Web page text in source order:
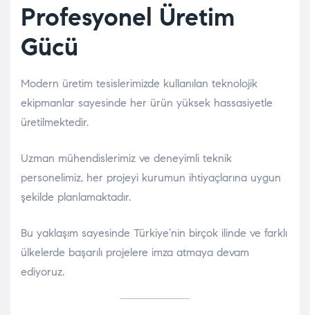
Profesyonel Üretim
Gücü
Modern üretim tesislerimizde kullanılan teknolojik
ekipmanlar sayesinde her ürün yüksek hassasiyetle
üretilmektedir.
Uzman mühendislerimiz ve deneyimli teknik
personelimiz, her projeyi kurumun ihtiyaçlarına uygun
şekilde planlamaktadır.
Bu yaklaşım sayesinde Türkiye’nin birçok ilinde ve farklı
ülkelerde başarılı projelere imza atmaya devam
ediyoruz.